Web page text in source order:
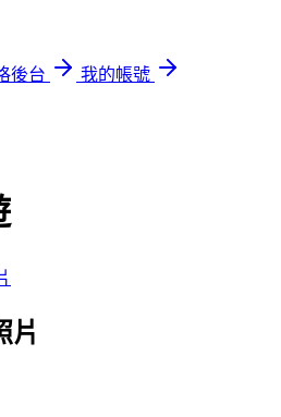
後台
我的帳號
片